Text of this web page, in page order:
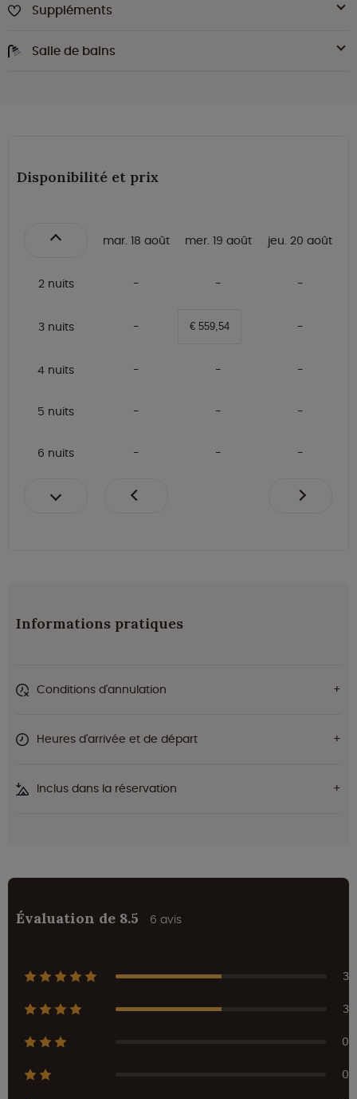
Suppléments
Salle de bains
Disponibilité et prix
mar. 18 août mer. 19 août jeu. 20 août
2 nuits
3 nuits € 559,54
4 nuits
5 nuits
6 nuits
Informations pratiques
Conditions d'annulation
Heures d'arrivée et de départ
Inclus dans la réservation
Évaluation de 8.5 6 avis
3
3
0
0